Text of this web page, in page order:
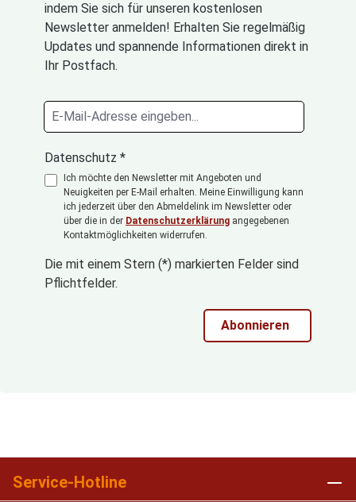
indem Sie sich für unseren kostenlosen
Newsletter anmelden! Erhalten Sie regelmäßig
Updates und spannende Informationen direkt in
Ihr Postfach.
Datenschutz *
Ich möchte den Newsletter mit Angeboten und
Neuigkeiten per E-Mail erhalten. Meine Einwilligung kann
ich jederzeit über den Abmeldelink im Newsletter oder
über die in der Datenschutzerklärung angegebenen
Kontaktmöglichkeiten widerrufen.
Die mit einem Stern (*) markierten Felder sind
Pflichtfelder.
Abonnieren
Service-Hotline